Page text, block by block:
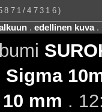
47316)
. edellinen kuva.
Sigma
10 mm .